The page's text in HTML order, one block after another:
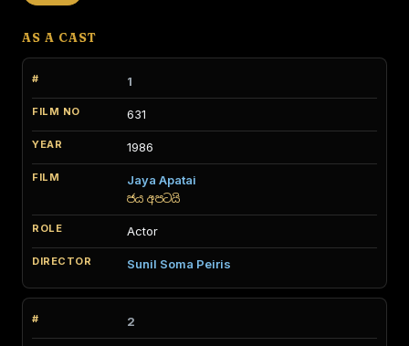
AS A CAST
1
631
1986
Jaya Apatai
ජය අපටයි
Actor
Sunil Soma Peiris
2